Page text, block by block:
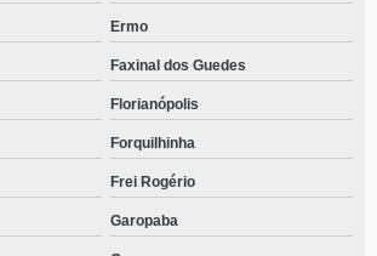
Ermo
Faxinal dos Guedes
Florianópolis
Forquilhinha
Frei Rogério
Garopaba